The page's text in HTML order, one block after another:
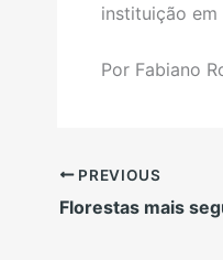
instituição em
Por Fabiano
PREVIOUS
Florestas mais